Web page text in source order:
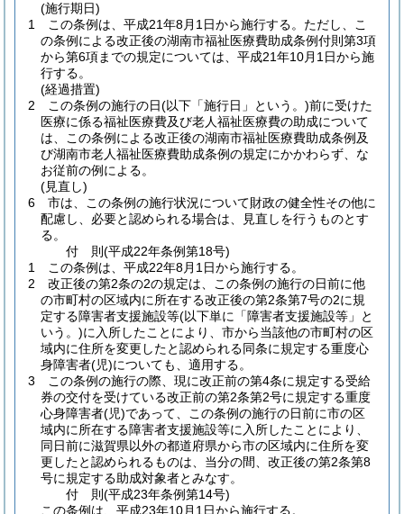
(施行期日)
1
この条例は、平成21年8月1日から施行する。 ただし、こ
の条例による改正後の湖南市福祉医療費助成条例付則第3項
から第6項までの規定については、平成21年10月1日から施
行する。
(経過措置)
2
この条例の施行の日(以下「施行日」という。)前に受けた
医療に係る福祉医療費及び老人福祉医療費の助成について
は、この条例による改正後の湖南市福祉医療費助成条例及
び湖南市老人福祉医療費助成条例の規定にかかわらず、な
お従前の例による。
(見直し)
6
市は、この条例の施行状況について財政の健全性その他に
配慮し、必要と認められる場合は、見直しを行うものとす
る。
付 則(平成22年条例第18号)
1
この条例は、平成22年8月1日から施行する。
2
改正後の第2条の2の規定は、この条例の施行の日前に他
の市町村の区域内に所在する改正後の第2条第7号の2に規
定する障害者支援施設等(以下単に「障害者支援施設等」と
いう。)に入所したことにより、市から当該他の市町村の区
域内に住所を変更したと認められる同条に規定する重度心
身障害者(児)についても、適用する。
3
この条例の施行の際、現に改正前の第4条に規定する受給
券の交付を受けている改正前の第2条第2号に規定する重度
心身障害者(児)であって、この条例の施行の日前に市の区
域内に所在する障害者支援施設等に入所したことにより、
同日前に滋賀県以外の都道府県から市の区域内に住所を変
更したと認められるものは、当分の間、改正後の第2条第8
号に規定する助成対象者とみなす。
付 則(平成23年条例第14号)
この条例は、平成23年10月1日から施行する。